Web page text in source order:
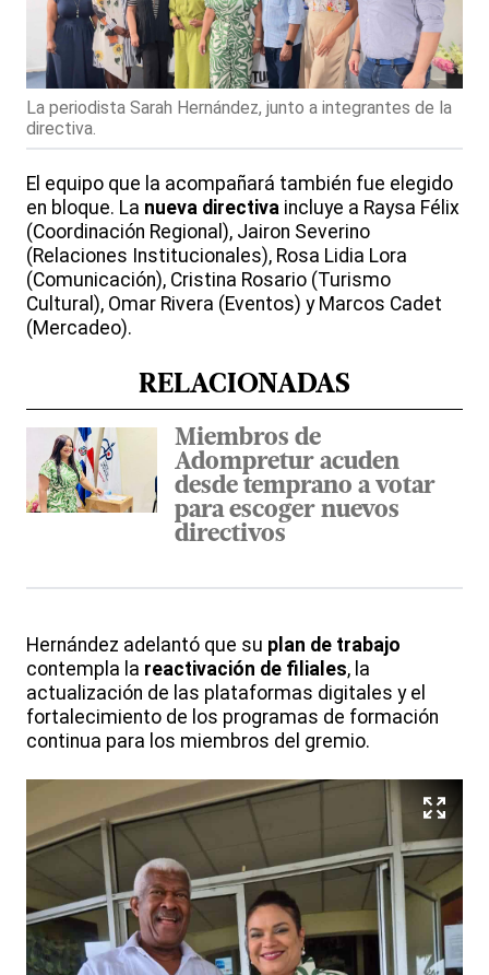
La periodista Sarah Hernández, junto a integrantes de la
directiva.
El equipo que la acompañará también fue elegido
en bloque. La nueva directiva incluye a Raysa Félix
(Coordinación Regional), Jairon Severino
(Relaciones Institucionales), Rosa Lidia Lora
(Comunicación), Cristina Rosario (Turismo
Cultural), Omar Rivera (Eventos) y Marcos Cadet
(Mercadeo).
RELACIONADAS
Miembros de
Adompretur acuden
desde temprano a votar
para escoger nuevos
directivos
Hernández adelantó que su plan de trabajo
contempla la reactivación de filiales, la
actualización de las plataformas digitales y el
fortalecimiento de los programas de formación
continua para los miembros del gremio.